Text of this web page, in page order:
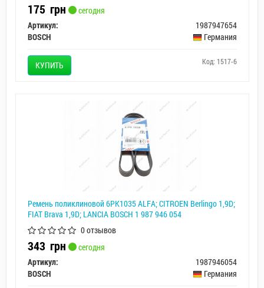
175 грн
сегодня
Артикул:
1987947654
BOSCH
Германия
КУПИТЬ Код: 1517-6
Ремень поликлиновой 6PK1035 ALFA; CITROEN Berlingo 1,9D;
FIAT Brava 1,9D; LANCIA BOSCH 1 987 946 054
0 отзывов
343 грн
сегодня
Артикул:
1987946054
BOSCH
Германия